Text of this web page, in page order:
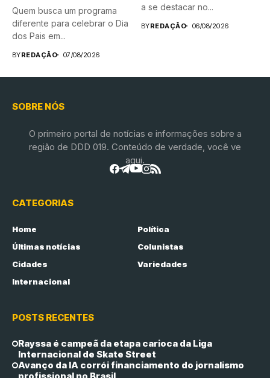
Quem busca um programa
diferente para celebrar o Dia
dos Pais em...
BYREDAÇÃO 07/08/2026
a se destacar no...
BYREDAÇÃO 06/08/2026
SOBRE NÓS
O primeiro portal de notícias e informações sobre a
região de DDD 019. Conteúdo de verdade, você ve
aqui.
CATEGORIAS
Home
Política
Últimas notícias
Colunistas
Cidades
Variedades
Internacional
POSTS RECENTES
Rayssa é campeã da etapa carioca da Liga
Internacional de Skate Street
Avanço da IA corrói financiamento do jornalismo